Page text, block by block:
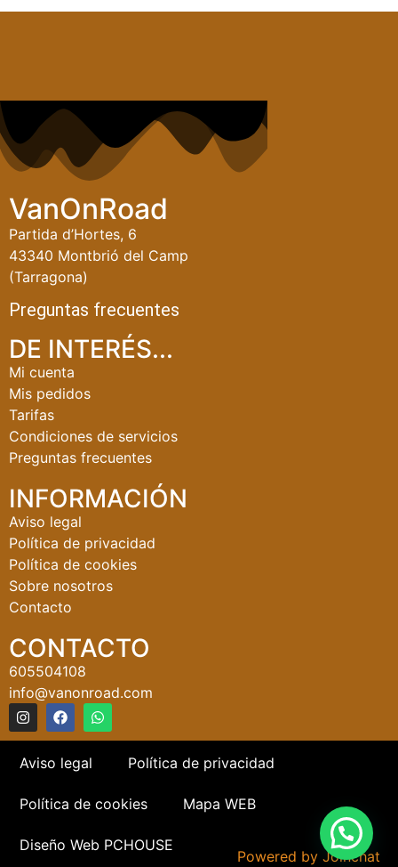
VanOnRoad
Partida d’Hortes, 6
43340 Montbrió del Camp
(Tarragona)
Preguntas frecuentes
DE INTERÉS...
Mi cuenta
Mis pedidos
Tarifas
Condiciones de servicios
Preguntas frecuentes
INFORMACIÓN
Aviso legal
Política de privacidad
Política de cookies
Sobre nosotros
Contacto
CONTACTO
605504108
info@vanonroad.com
Aviso legal Política de privacidad
Política de cookies Mapa WEB
Diseño Web PCHOUSE
Powered by Joinchat